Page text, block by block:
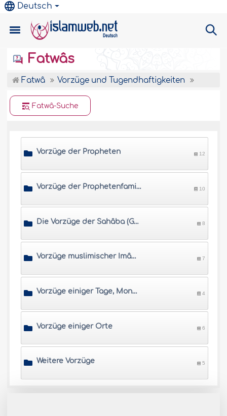
Deutsch
Fatwâs
Fatwâ Vorzüge und Tugendhaftigkeiten
Fatwâ-Suche
Vorzüge der Propheten 12
Vorzüge der Prophetenfamilie 10
Die Vorzüge der Sahâba (Gefährten des Propheten) 8
Vorzüge muslimischer Imâme und Gelehrte 7
Vorzüge einiger Tage, Monate und Zeiten 4
Vorzüge einiger Orte 6
Weitere Vorzüge 5